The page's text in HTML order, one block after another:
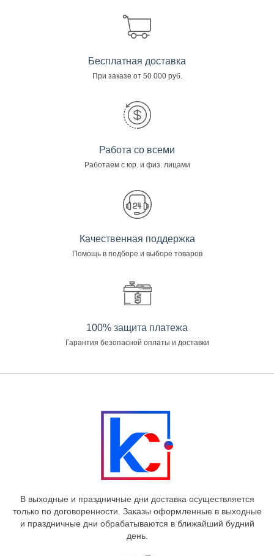
Бесплатная доставка
При заказе от 50 000 руб.
Работа со всеми
Работаем с юр. и физ. лицами
Качественная поддержка
Помощь в подборе и выборе товаров
100% защита платежа
Гарантия безопасной оплаты и доставки
В выходные и праздничные дни доставка осуществляется
только по договоренности. Заказы оформленные в выходные
и праздничные дни обрабатываются в ближайший будний
день.